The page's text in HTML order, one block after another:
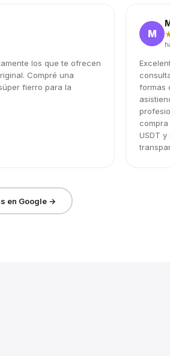
los que te ofrecen
Compré una
fierro para la
M
formas
compra
USDT
en Google →